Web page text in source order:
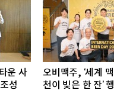
운 사
성
오비맥주, ‘세계 맥
천이 빚은 한 잔’